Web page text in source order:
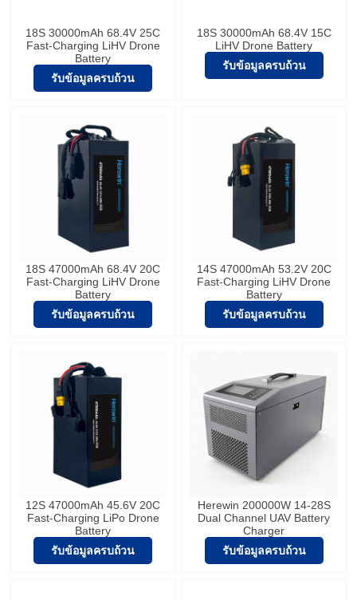
18S 30000mAh 68.4V 25C
Fast-Charging LiHV Drone
Battery
รับข้อมูลครบถ้วน
18S 30000mAh 68.4V 15C
LiHV Drone Battery
รับข้อมูลครบถ้วน
18S 47000mAh 68.4V 20C
Fast-Charging LiHV Drone
Battery
รับข้อมูลครบถ้วน
14S 47000mAh 53.2V 20C
Fast-Charging LiHV Drone
Battery
รับข้อมูลครบถ้วน
12S 47000mAh 45.6V 20C
Fast-Charging LiPo Drone
Battery
รับข้อมูลครบถ้วน
Herewin 200000W 14-28S
Dual Channel UAV Battery
Charger
รับข้อมูลครบถ้วน